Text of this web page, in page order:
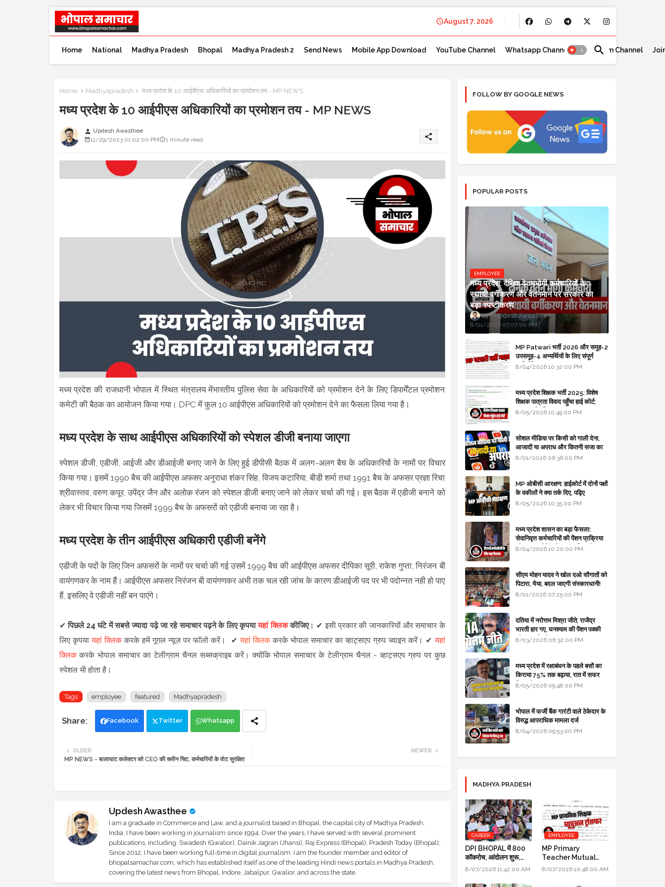
August 7, 2026
Home National Madhya Pradesh Bhopal Madhya Pradesh 2 Send News Mobile App Download YouTube Channel Whatsapp Channel Telegram Channel
Home Madhyapradesh मध्य प्रदेश के 10 आईपीएस अधिकारियों का प्रमोशन तय - MP NEWS
मध्य प्रदेश के 10 आईपीएस अधिकारियों का प्रमोशन तय - MP NEWS
person Updesh Awasthee
11/29/2023 01:02:00 PM
1 minute read share
मध्य प्रदेश की राजधानी भोपाल में स्थित मंत्रालय मेंभारतीय पुलिस सेवा के अधिकारियों को प्रमोशन देने के लिए डिपार्मेंटल प्रमोशन
कमेटी की बैठक का आयोजन किया गया। DPC में कुल 10 आईपीएस अधिकारियों को प्रमोशन देने का फैसला लिया गया है।
मध्य प्रदेश के साथ आईपीएस अधिकारियों को स्पेशल डीजी बनाया जाएगा
स्पेशल डीजी, एडीजी, आईजी और डीआईजी बनाए जाने के लिए हुई डीपीसी बैठक में अलग-अलग बैच के अधिकारियों के नामों पर विचार
किया गया। इसमें 1990 बैच की आईपीएस अफसर अनुराधा शंकर सिंह, विजय कटारिया, बीडी शर्मा तथा 1991 बैच के अफसर प्रज्ञा रिचा
श्रीवास्तव, वरुण कपूर, उपेंद्र जैन और अलोक रंजन को स्पेशल डीजी बनाए जाने को लेकर चर्चा की गई। इस बैठक में एडीजी बनाने को
लेकर भी विचार किया गया जिसमें 1999 बैच के अफसरों को एडीजी बनाया जा रहा है।
मध्य प्रदेश के तीन आईपीएस अधिकारी एडीजी बनेंगे
एडीजी के पदों के लिए जिन अफसरों के नामों पर चर्चा की गई उसमें 1999 बैच की आईपीएस अफसर दीपिका सूरी, राकेश गुप्ता, निरंजन बी
वायंगणकर के नाम हैं। आईपीएस अफसर निरंजन बी वायंगणकर अभी तक चल रही जांच के कारण डीआईजी पद पर भी पदोन्नत नही हो पाए
हैं, इसलिए वे एडीजी नहीं बन पाएंगे।
✔ पिछले 24 घंटे में सबसे ज्यादा पढ़े जा रहे समाचार पढ़ने के लिए कृपयायहां क्लिककीजिए। ✔ इसी प्रकार की जानकारियों और समाचार के
लिए कृपयायहां क्लिककरके हमें गूगल न्यूज़ पर फॉलो करें । ✔यहां क्लिककरके भोपाल समाचार का व्हाट्सएप ग्रुप ज्वाइनकरें । ✔यहां
क्लिककरके भोपाल समाचार का टेलीग्राम चैनल सब्सक्राइब करें। क्योंकि भोपाल समाचार के टेलीग्राम चैनल - व्हाट्सएप ग्रुपपर कुछ
स्पेशल भी होता है।
Tags employee featured Madhyapradesh
Facebook Twitter Whatsapp
NEWER
OLDER
MP NEWS - बालाघाट कलेक्टर को CEO की क्लीन चिट, कर्मचारियों के वोट सुरक्षित
Updesh Awasthee
I am a graduate in Commerce and Law, and a journalist based in Bhopal, the capital city of Madhya Pradesh,
India. I have been working in journalism since 1994. Over the years, I have served with several prominent
publications, including: Swadesh (Gwalior), Dainik Jagran (Jhansi), Raj Express (Bhopal), Pradesh Today (Bhopal);
Since 2012, I have been working full-time in digital journalism. I am the founder member and editor of
bhopalsamachar.com, which has established itself as one of the leading Hindi news portals in Madhya Pradesh,
covering the latest news from Bhopal, Indore, Jabalpur, Gwalior, and across the state.
FOLLOW BY GOOGLE NEWS
POPULAR POSTS
EMPLOYEE
मध्य प्रदेश: दैनिक वेतनभोगी कर्मचारियों के
स्थायी वर्गीकरण और वेतनमान पर सरकार का
बड़ा स्पष्टीकरण
Updesh Awasthee
8/01/2026 07:07:00 PM
MP Patwari भर्ती 2026 और समूह-2
उपसमूह-4 अभ्यर्थियों के लिए संपूर्ण
मार्गदर्शिका
8/04/2026 10:32:00 PM
मध्य प्रदेश शिक्षक भर्ती 2025: विशेष
शिक्षक पात्रता विवाद पहुँचा हाई कोर्ट;
सरकार से माँगा जवाब
8/05/2026 10:49:00 PM
सोशल मीडिया पर किसी को गाली देना,
आजादी या अपराध और कितनी सजा का
प्रावधान - free legal advice
8/01/2026 06:36:00 PM
MP ओबीसी आरक्षण: हाईकोर्ट में दोनों पक्षों
के वकीलों ने क्या तर्क दिए, पढ़िए
8/05/2026 10:35:00 PM
मध्य प्रदेश शासन का बड़ा फैसला:
सेवानिवृत्त कर्मचारियों की पेंशन प्रक्रिया
और बजट कोडिंग में हुए क्रांतिकारी
8/04/2026 10:20:00 PM
सीएम मोहन यादव ने खोल दओ सौगातों को
पिटारा, भैया, बदल जाएगी संस्कारधानी!
8/01/2026 07:25:00 PM
दतिया में नरोत्तम मिश्रा जीते, राजेंद्र
भारती हार गए, घनश्याम की पेंशन पक्की
और आशुतोष बैक टू...
8/03/2026 06:32:00 PM
मध्य प्रदेश में रक्षाबंधन के पहले बसों का
किराया 75% तक बढ़ाया, रात में सफर
किया तो 10% एक्स्ट्रा
8/05/2026 09:48:00 PM
भोपाल में फर्जी बैंक गारंटी वाले ठेकेदार के
विरुद्ध आपराधिक मामला दर्ज
8/04/2026 09:53:00 PM
MADHYA PRADESH
CAREER
DPI BHOPAL में 800
कॉकरोच, आंदोलन शुरू,
मंत्री उदय प्रताप सिंह के
8/07/2026 11:42:00 AM
EMPLOYEE
MP Primary
Teacher Mutual
Transfer 2026: DPI
8/07/2026 10:48:00 AM